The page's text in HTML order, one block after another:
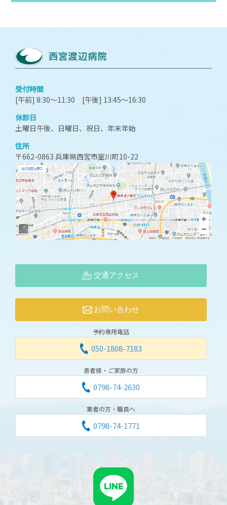
受付時間
[午前] 8:30～11:30 [午後] 13:45～16:30
休診日
土曜日午後、日曜日、祝日、年末年始
住所
〒662-0863 兵庫県西宮市室川町10-22
交通アクセス
お問い合わせ
予約専用電話
050-1808-7183
患者様・ご家族の方
0798-74-2630
業者の方・職員へ
0798-74-1771